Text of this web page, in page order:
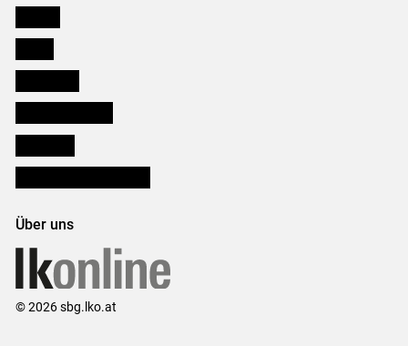
Über uns
© 2026 sbg.lko.at